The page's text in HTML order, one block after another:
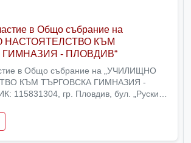
в Общо събрание на
НАСТОЯТЕЛСТВО КЪМ
ГИМНАЗИЯ - ПЛОВДИВ“
в Общо събрание на „УЧИЛИЩНО
КЪМ ТЪРГОВСКА ГИМНАЗИЯ -
гр. Пловдив, бул. „Руски“